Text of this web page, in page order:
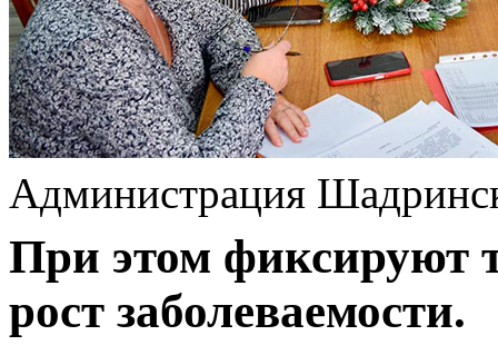
Администрация
При этом фиксируют
рост заболеваемости.